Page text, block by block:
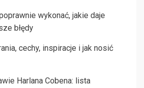
wykonać, jakie daje
błędy
cechy, inspiracje i jak nosić
Harlana Cobena: lista